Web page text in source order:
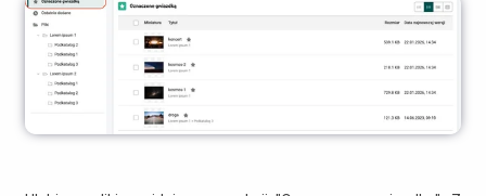
odwiedź netPR.pl